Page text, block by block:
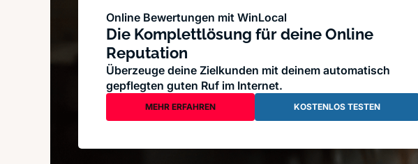
Online Bewertungen mit WinLocal
Die Komplettlösung für deine Online
Reputation
Überzeuge deine Zielkunden mit deinem automatisch
gepflegten guten Ruf im Internet.
MEHR ERFAHREN KOSTENLOS TESTEN